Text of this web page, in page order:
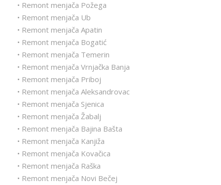
• Remont menjača Požega
• Remont menjača Ub
• Remont menjača Apatin
• Remont menjača Bogatić
• Remont menjača Temerin
• Remont menjača Vrnjačka Banja
• Remont menjača Priboj
• Remont menjača Aleksandrovac
• Remont menjača Sjenica
• Remont menjača Žabalj
• Remont menjača Bajina Bašta
• Remont menjača Kanjiža
• Remont menjača Kovačica
• Remont menjača Raška
• Remont menjača Novi Bečej